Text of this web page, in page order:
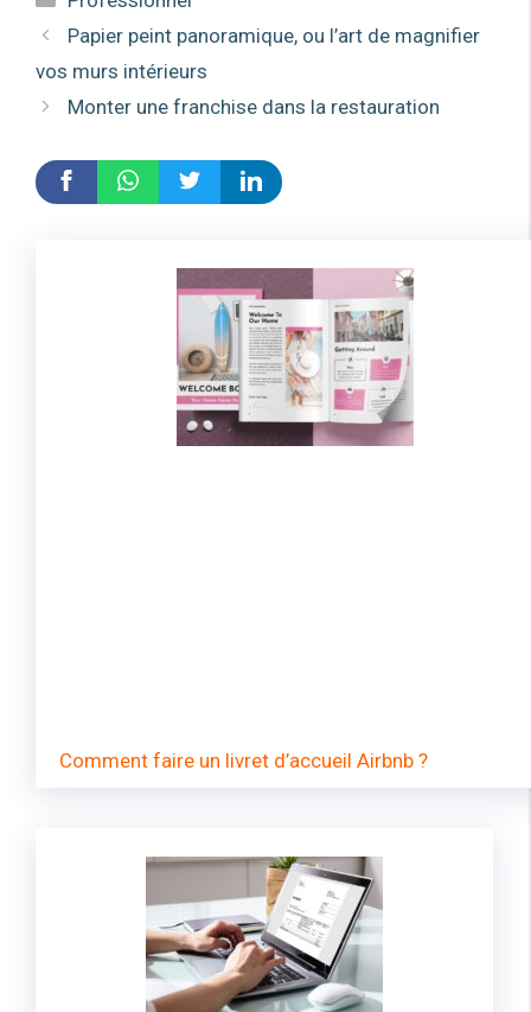
Papier peint panoramique, ou l’art de magnifier
vos murs intérieurs
Monter une franchise dans la restauration
Comment faire un livret d’accueil Airbnb ?